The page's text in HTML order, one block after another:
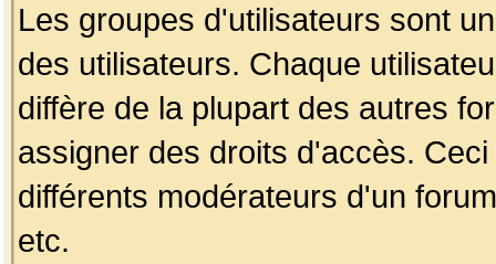
Les groupes d'utilisateurs sont
des utilisateurs. Chaque
diffère de la plupart des autres
assigner des droits d'accès.
différents modérateurs d'un
etc.